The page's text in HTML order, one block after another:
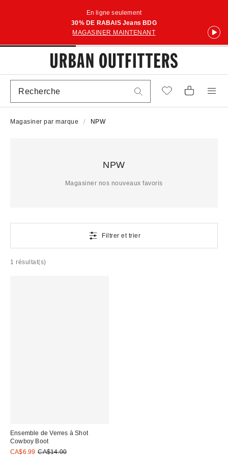
En ligne seulement
30% DE RABAIS Jeans BDG
MAGASINER MAINTENANT
Magasiner par marque NPW
NPW
Magasiner nos nouveaux favoris
Filtrer et trier
1 résultat(s)
Ensemble de Verres à Shot
Cowboy Boot
Prix
CA$6.99 Prix
CA$14.00